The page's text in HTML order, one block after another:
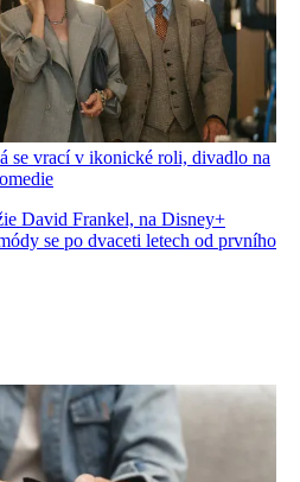
se vrací v ikonické roli, divadlo na
David Frankel, na Disney+
se po dvaceti letech od prvního